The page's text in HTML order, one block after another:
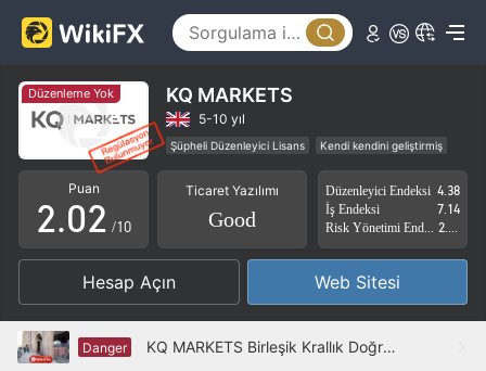
Düzenleme Yok KQ MARKETS
5-10 yıl
Şüpheli Düzenleyici Lisans
Kendi kendini geliştirmiş
Şüpheli İş Kapsamı
Yüksek düzeyde potansiyel risk
Puan
0
1
2
3
4
5
.0
1
2
3
0
1
2
3
4
5
/10
Ticaret Yazılımı
Good
Düzenleyici Endeksi 4.38
İş Endeksi
7.14
Hesap Açın Web Sitesi
Danger KQ MARKETS Birleşik Krallık Doğrulandı: Fiziksel Varlık Bulunamadı